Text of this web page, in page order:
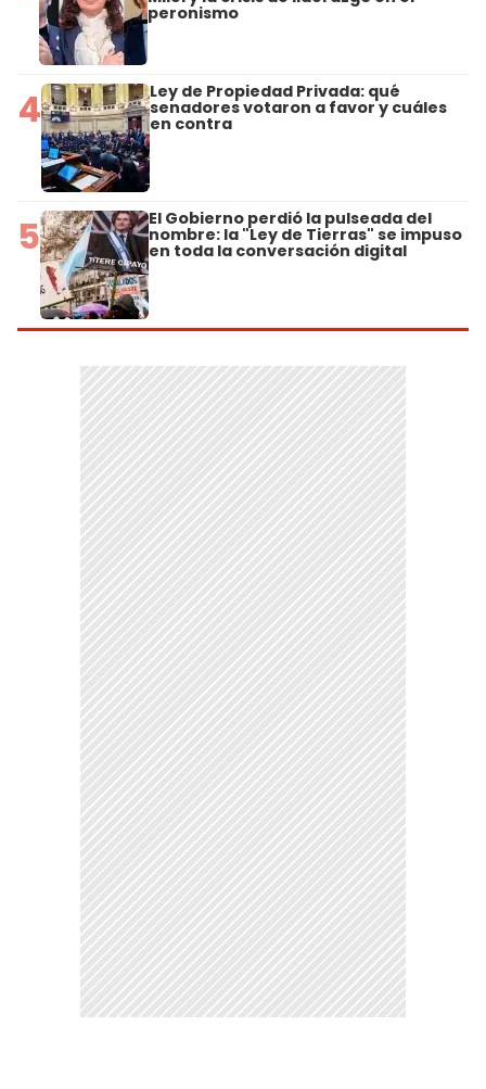
peronismo
4 Ley de Propiedad Privada: qué
senadores votaron a favor y cuáles
en contra
5 El Gobierno perdió la pulseada del
nombre: la "Ley de Tierras" se impuso
en toda la conversación digital